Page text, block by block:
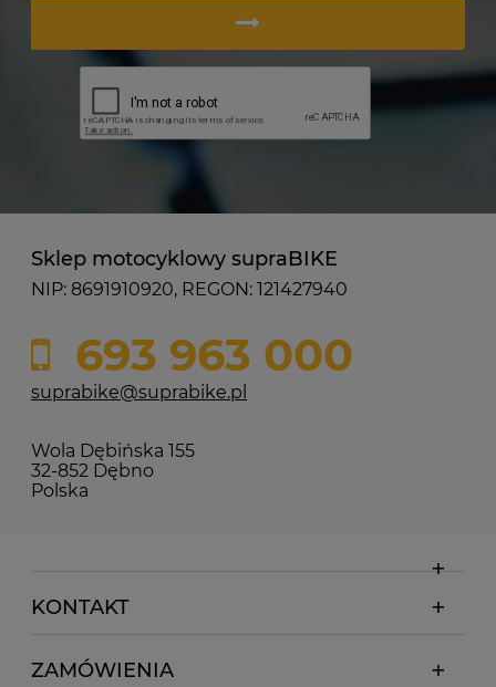
Sklep motocyklowy supraBIKE
NIP: 8691910920, REGON: 121427940
693 963 000
suprabike@suprabike.pl
Wola Dębińska 155
32-852 Dębno
Polska
KONTAKT
ZAMÓWIENIA